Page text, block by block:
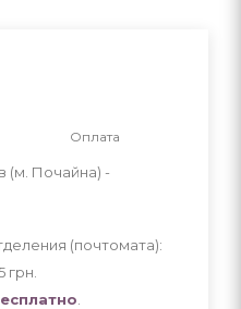
Оплата
(м. Почайна) -
(почтомата):
грн